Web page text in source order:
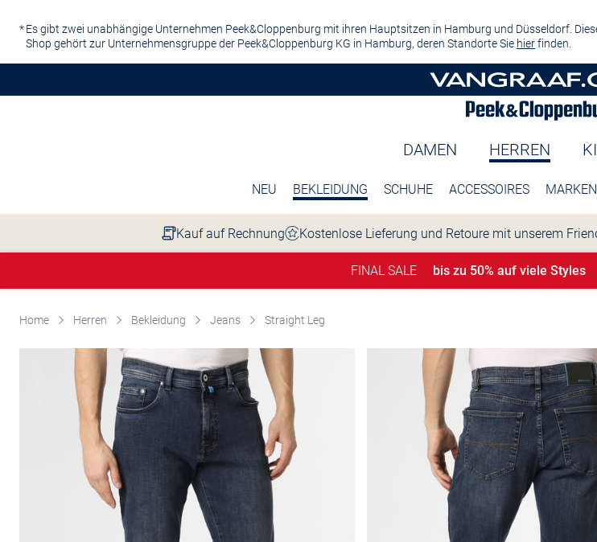
Es gibt zwei unabhängige Unternehmen Peek&Cloppenburg mit ihren Hauptsitzen in Hamburg und Düsseldorf.
Shop gehört zur Unternehmensgruppe der Peek&Cloppenburg KG in Hamburg, deren Standorte Sie hierfinden.
DAMEN HERREN
NEU BEKLEIDUNG SCHUHE ACCESSOIRES MARKEN
Kauf auf Rechnung Kostenlose Lieferung und Retoure mit unserem
FINAL SALE bis zu 50% auf viele Styles
Home Herren Bekleidung Jeans Straight Leg